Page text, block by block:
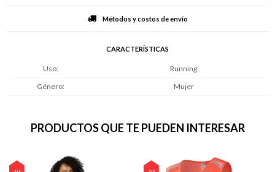
Métodos y costos de envío
CARACTERÍSTICAS
Uso
Running
Género
Mujer
PRODUCTOS QUE TE PUEDEN INTERESAR